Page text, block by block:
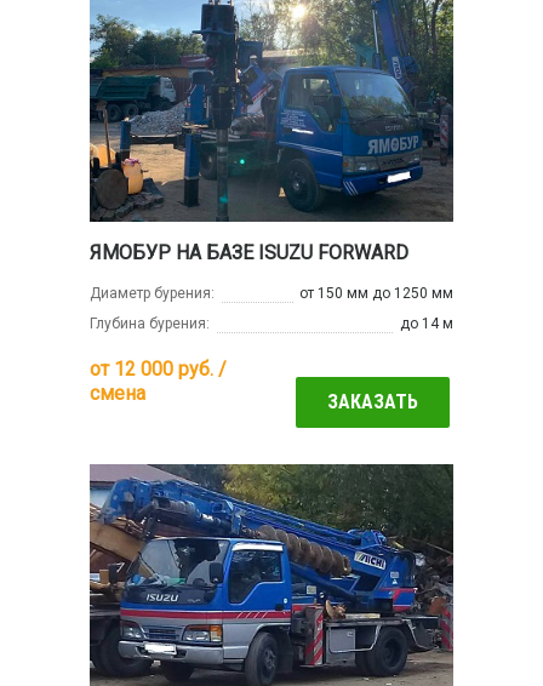
ЯМОБУР НА БАЗЕ ISUZU FORWARD
Диаметр бурения:
от 150 мм до 1250 мм
Глубина бурения:
до 14 м
от 12 000 руб. /
смена
ЗАКАЗАТЬ